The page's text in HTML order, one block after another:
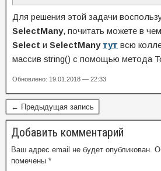
Для решения этой задачи
SelectMany, почитать можете в
Select и SelectMany тут всю
массив string() с помощью метода
Обновлено: 19.01.2018 — 22:33
← Предыдущая запись
Добавить комментарий
Ваш адрес email не будет опубликован.
помечены *